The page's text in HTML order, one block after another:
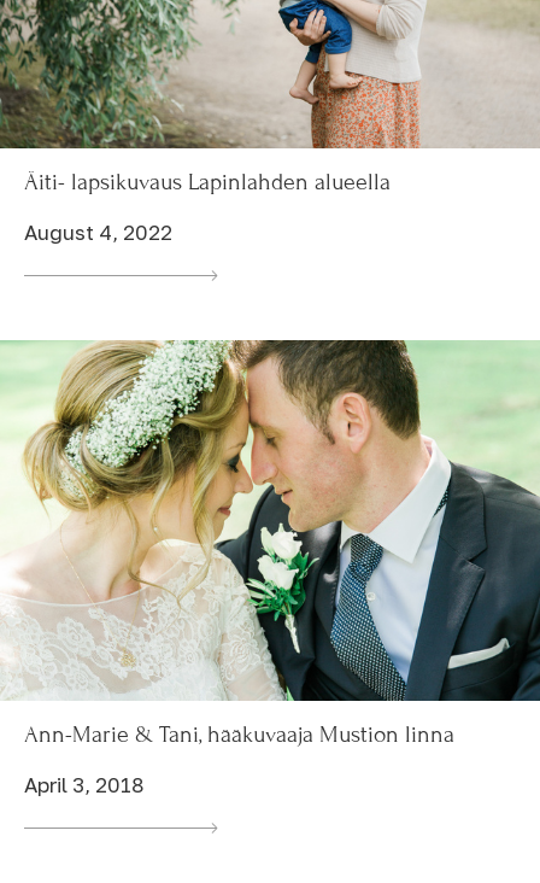
Äiti- lapsikuvaus Lapinlahden alueella
August 4, 2022
Ann-Marie & Tani, hääkuvaaja Mustion linna
April 3, 2018